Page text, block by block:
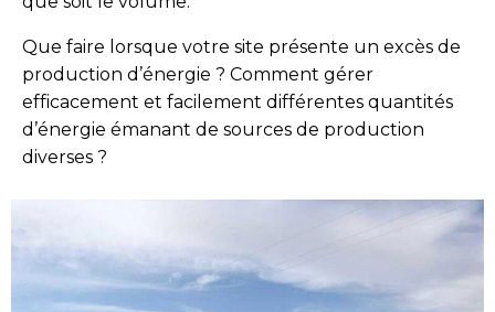
Que faire lorsque votre site présente un excès de
production d’énergie ? Comment gérer
efficacement et facilement différentes quantités
d’énergie émanant de sources de production
diverses ?